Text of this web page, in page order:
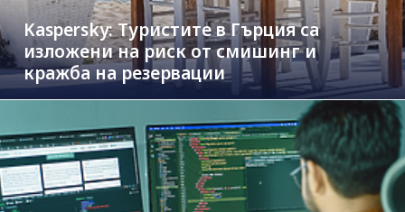
Kaspersky: Туристите в Гърция са
изложени на риск от смишинг и
кражба на резервации